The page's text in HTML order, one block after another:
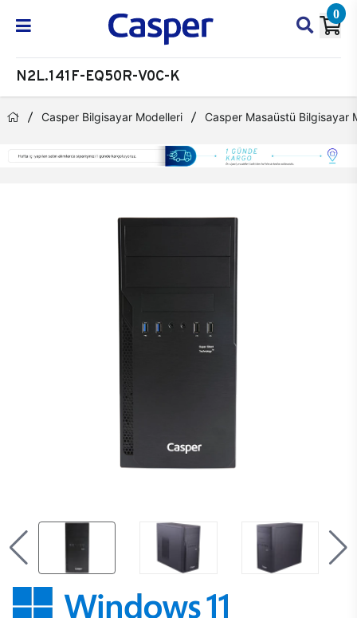
0
N2L.141F-EQ50R-V0C-K
Casper Bilgisayar Modelleri Casper Masaüstü Bilgisayar